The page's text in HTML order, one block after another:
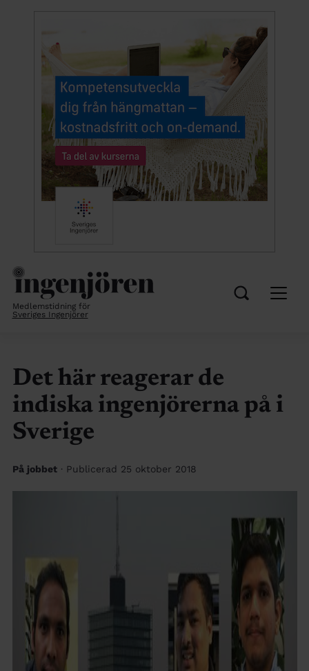
Medlemstidning för
Sveriges Ingenjörer
Det här reagerar de
indiska ingenjörerna på i
Sverige
På jobbet · Publicerad 25 oktober 2018